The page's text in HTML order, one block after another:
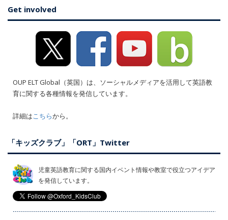
Get involved
OUP ELT Global（英国）は、ソーシャルメディアを活用して英語教
育に関する各種情報を発信しています。
詳細はこちらから。
「キッズクラブ」「ORT」Twitter
児童英語教育に関する国内イベント情報や教室で役立つアイデア
を発信しています。